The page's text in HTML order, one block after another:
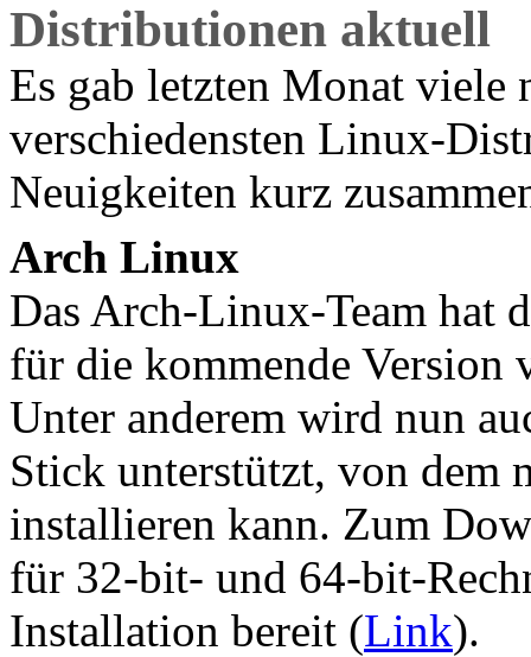
Distributionen aktuell
Es gab letzten Monat viele
verschiedensten Linux-
Neuigkeiten kurz
Arch Linux
Das Arch-Linux-Team hat
für die kommende
Unter anderem wird nun
Stick unterstützt, von dem
installieren kann. Zum
für 32-bit- und 64-bit-
Installation bereit (Link).